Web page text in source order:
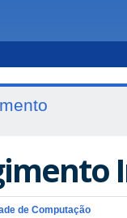
de Computação